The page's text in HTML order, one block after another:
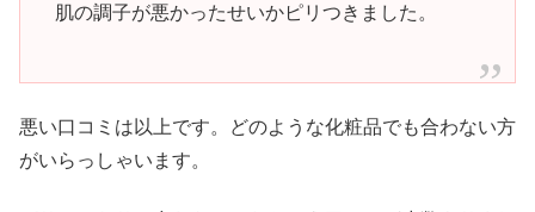
肌の調子が悪かったせいかピリつきました。
悪い口コミは以上です。どのような化粧品でも合わない方
がいらっしゃいます。